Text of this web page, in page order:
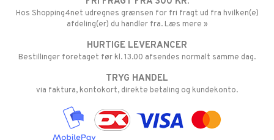
Hos Shopping4net udregnes grænsen for fri fragt ud fra hvilken(e)
afdeling(er) du handler fra. Læs mere »
HURTIGE LEVERANCER
Bestillinger foretaget før kl. 13.00 afsendes normalt samme dag.
TRYG HANDEL
via faktura, kontokort, direkte betaling og kundekonto.